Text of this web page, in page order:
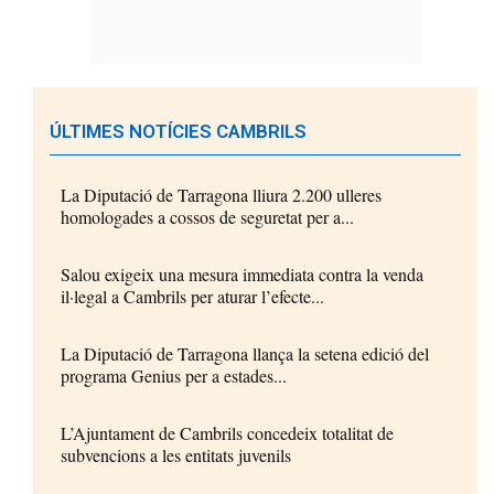
ÚLTIMES NOTÍCIES CAMBRILS
La Diputació de Tarragona lliura 2.200 ulleres
homologades a cossos de seguretat per a...
Salou exigeix una mesura immediata contra la venda
il·legal a Cambrils per aturar l’efecte...
La Diputació de Tarragona llança la setena edició del
programa Genius per a estades...
L’Ajuntament de Cambrils concedeix totalitat de
subvencions a les entitats juvenils